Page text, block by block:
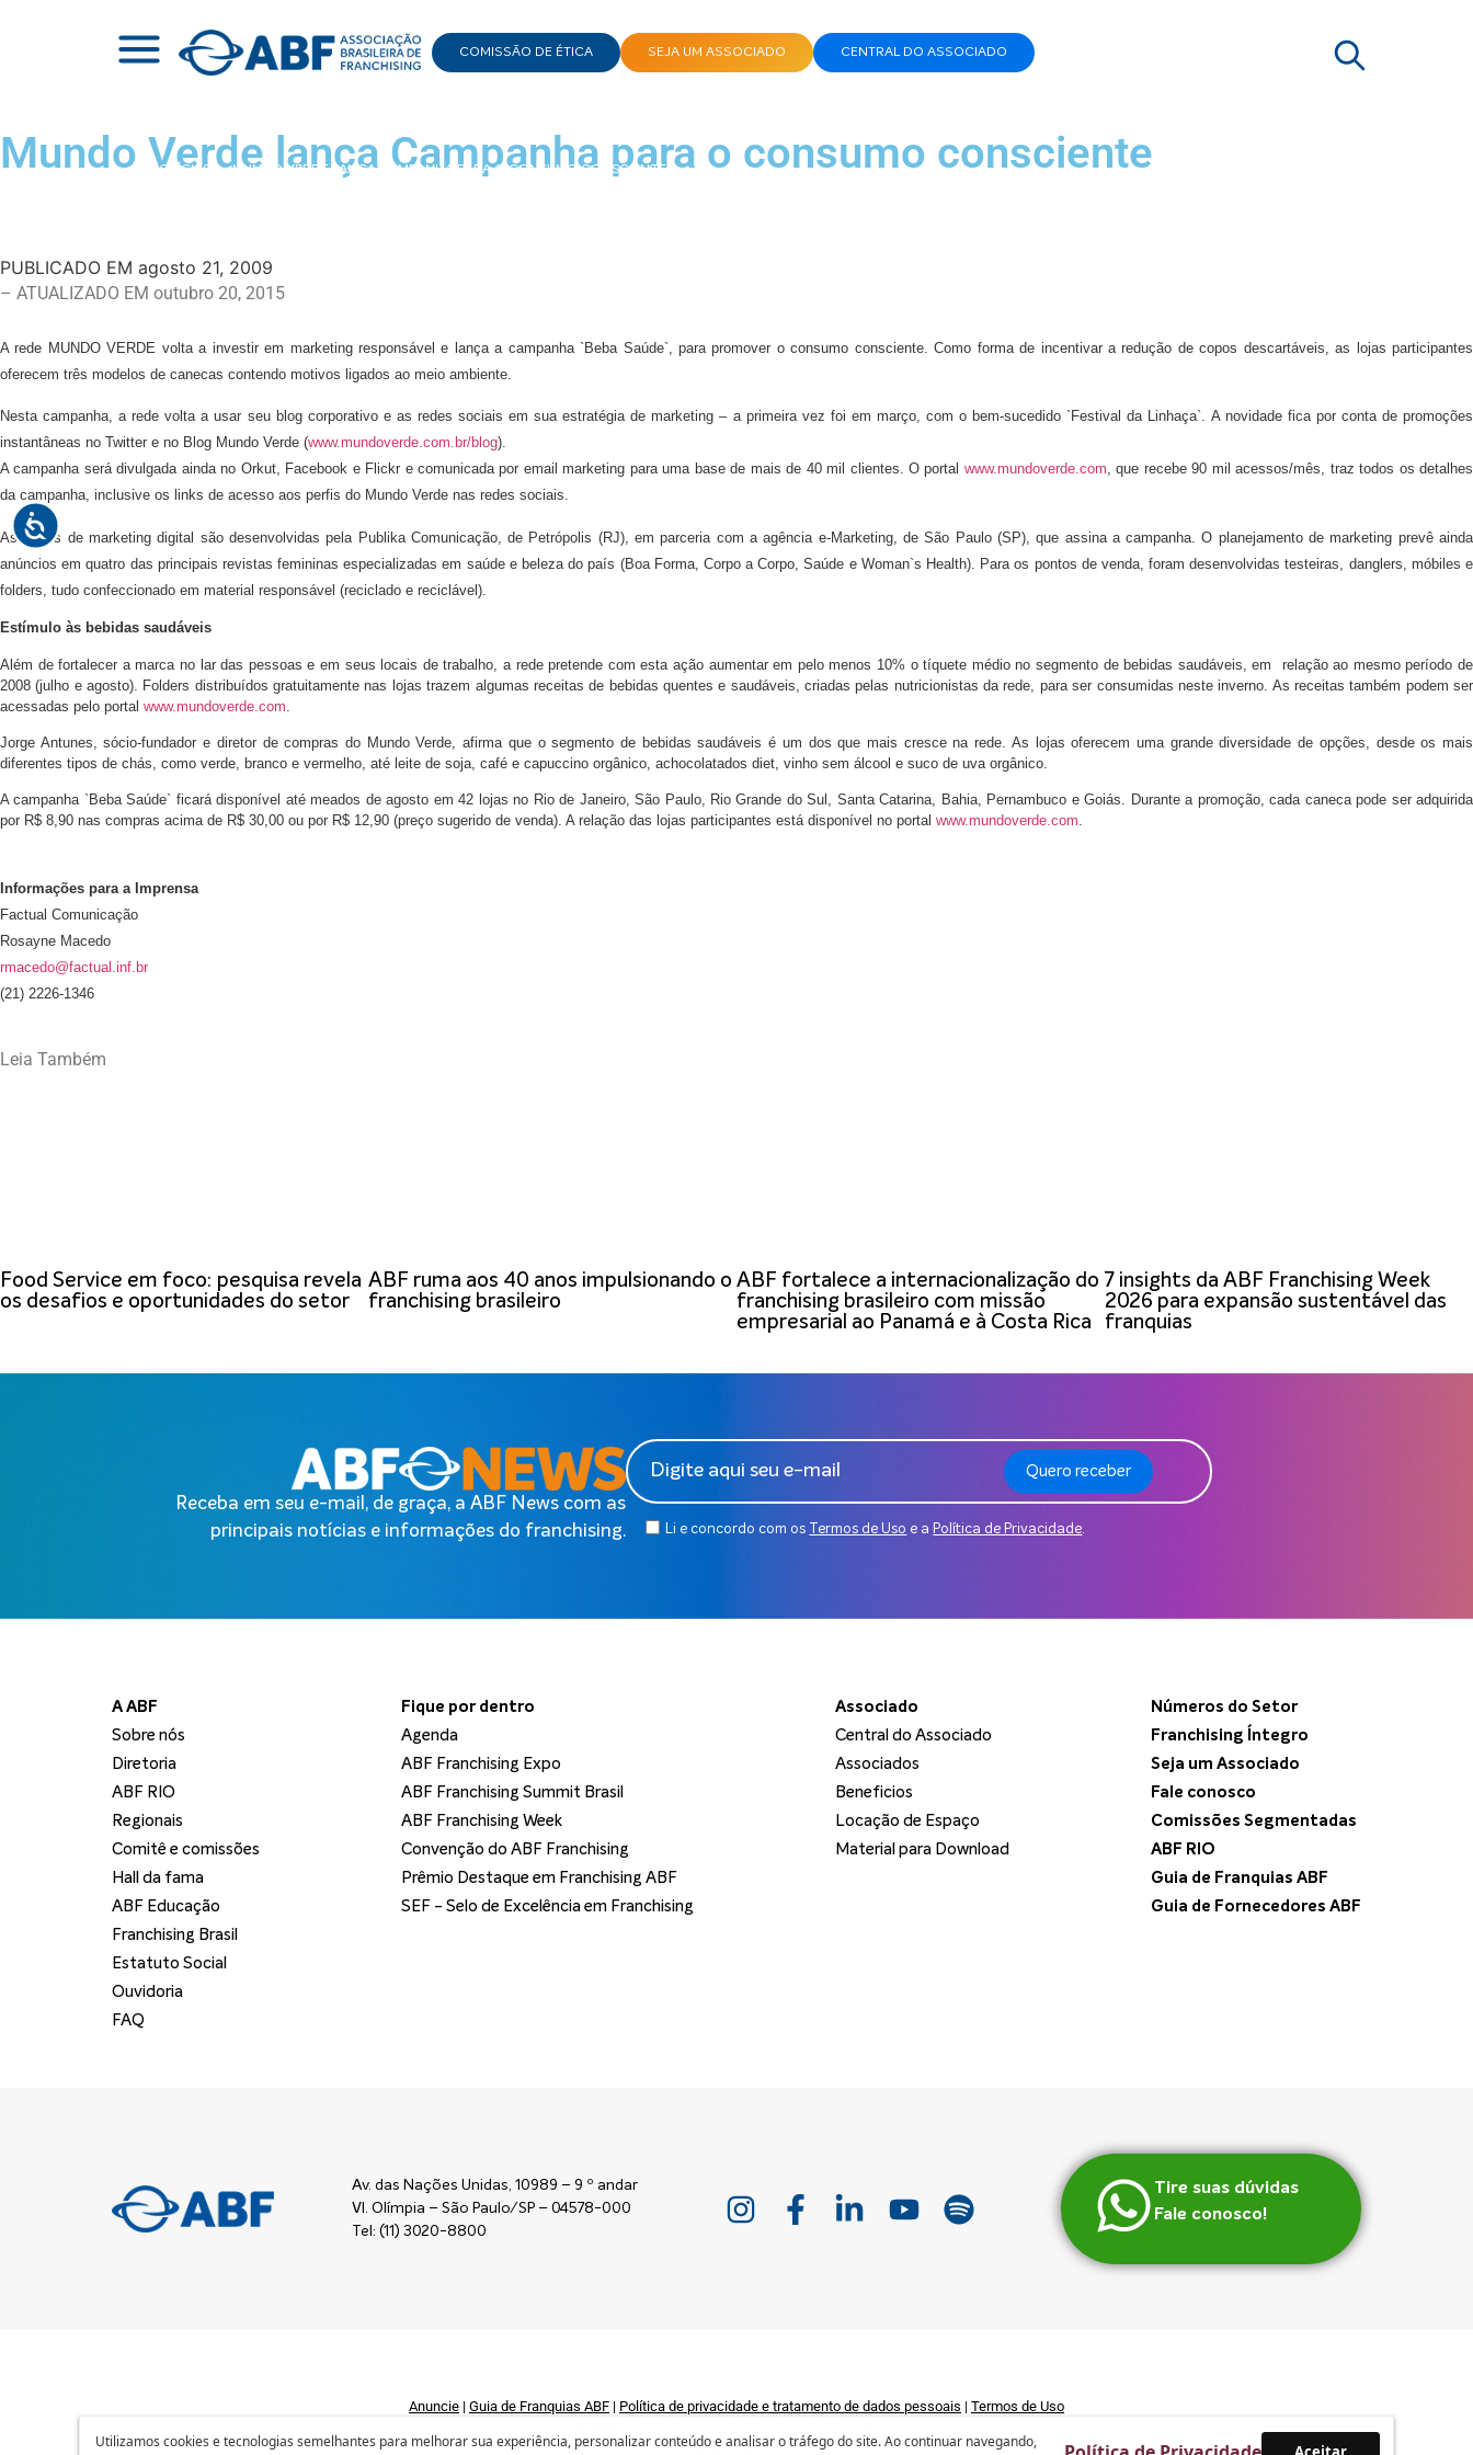
COMISSÃO DE ÉTICA SEJA UM ASSOCIADO CENTRAL DO ASSOCIADO
NOTÍCIAS | MUNDO VERDE LANÇA CAMPANHA PARA O CONSUMO CONSCIENTE
Mundo Verde lança Campanha para o consumo consciente
PUBLICADO EM agosto 21, 2009
– ATUALIZADO EM outubro 20, 2015
A rede MUNDO VERDE volta a investir em marketing responsável e lança a campanha `Beba Saúde`, para promover o consumo consciente. Como forma de incentivar a redução de copos descartáveis, as lojas participantes
oferecem três modelos de canecas contendo motivos ligados ao meio ambiente.
Nesta campanha, a rede volta a usar seu blog corporativo e as redes sociais em sua estratégia de marketing – a primeira vez foi em março, com o bem-sucedido `Festival da Linhaça`. A novidade fica por conta de promoções
instantâneas no Twitter e no Blog Mundo Verde (www.mundoverde.com.br/blog).
A campanha será divulgada ainda no Orkut, Facebook e Flickr e comunicada por email marketing para uma base de mais de 40 mil clientes. O portal www.mundoverde.com, que recebe 90 mil acessos/mês, traz todos os detalhes
da campanha, inclusive os links de acesso aos perfis do Mundo Verde nas redes sociais.
As ações de marketing digital são desenvolvidas pela Publika Comunicação, de Petrópolis (RJ), em parceria com a agência e-Marketing, de São Paulo (SP), que assina a campanha. O planejamento de marketing prevê ainda
anúncios em quatro das principais revistas femininas especializadas em saúde e beleza do país (Boa Forma, Corpo a Corpo, Saúde e Woman`s Health). Para os pontos de venda, foram desenvolvidas testeiras, danglers, móbiles e
folders, tudo confeccionado em material responsável (reciclado e reciclável).
Estímulo às bebidas saudáveis
Além de fortalecer a marca no lar das pessoas e em seus locais de trabalho, a rede pretende com esta ação aumentar em pelo menos 10% o tíquete médio no segmento de bebidas saudáveis, em relação ao mesmo período de
2008 (julho e agosto). Folders distribuídos gratuitamente nas lojas trazem algumas receitas de bebidas quentes e saudáveis, criadas pelas nutricionistas da rede, para ser consumidas neste inverno. As receitas também podem ser
acessadas pelo portal www.mundoverde.com
Jorge Antunes, sócio-fundador e diretor de compras do Mundo Verde, afirma que o segmento de bebidas saudáveis é um dos que mais cresce na rede. As lojas oferecem uma grande diversidade de opções, desde os mais
diferentes tipos de chás, como verde, branco e vermelho, até leite de soja, café e capuccino orgânico, achocolatados diet, vinho sem álcool e suco de uva orgânico.
A campanha `Beba Saúde` ficará disponível até meados de agosto em 42 lojas no Rio de Janeiro, São Paulo, Rio Grande do Sul, Santa Catarina, Bahia, Pernambuco e Goiás. Durante a promoção, cada caneca pode ser adquirida
por R$ 8,90 nas compras acima de R$ 30,00 ou por R$ 12,90 (preço sugerido de venda). A relação das lojas participantes está disponível no portal www.mundoverde.com.
Informações para a Imprensa
Factual Comunicação
Rosayne Macedo
rmacedo@factual.inf.br
(21) 2226-1346
Leia Também
Food Service em foco: pesquisa revela
os desafios e oportunidades do setor
ABF ruma aos 40 anos impulsionando o
franchising brasileiro
ABF fortalece a internacionalização do
franchising brasileiro com missão
empresarial ao Panamá e à Costa Rica
7 insights da ABF Franchising Week
2026 para expansão sustentável das
franquias
Receba em seu e-mail, de graça, a ABF News com as
principais notícias e informações do franchising.
Li e concordo com os Termos de Uso e a Política de Privacidade.
Quero receber
A ABF
Sobre nós
Diretoria
ABF RIO
Regionais
Comitê e comissões
Hall da fama
ABF Educação
Franchising Brasil
Estatuto Social
Ouvidoria
FAQ
Fique por dentro
Agenda
ABF Franchising Expo
ABF Franchising Summit Brasil
ABF Franchising Week
Convenção do ABF Franchising
Prêmio Destaque em Franchising ABF
SEF - Selo de Excelência em Franchising
Associado
Central do Associado
Associados
Beneficios
Locação de Espaço
Material para Download
Números do Setor
Franchising Íntegro
Seja um Associado
Fale conosco
Comissões Segmentadas
ABF RIO
Guia de Franquias ABF
Guia de Fornecedores ABF
Av. das Nações Unidas, 10989 – 9 º andar
Vl. Olímpia – São Paulo/SP – 04578-000
Tel: (11) 3020-8800
Tire suas dúvidas
Fale conosco!
Anuncie | Guia de Franquias ABF | Política de privacidade e tratamento de dados pessoais | Termos de Uso
Desenvolvido pormufasa
Utilizamos cookies e tecnologias semelhantes para melhorar sua experiência, personalizar conteúdo e analisar o tráfego do site. Ao continuar navegando,